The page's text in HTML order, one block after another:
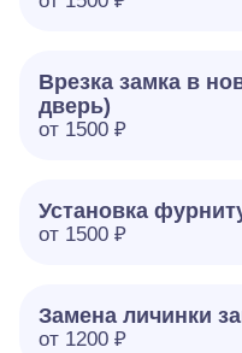
Врезка замка в
дверь)
от 1500 ₽
Установка
от 1500 ₽
Замена личинки
от 1200 ₽